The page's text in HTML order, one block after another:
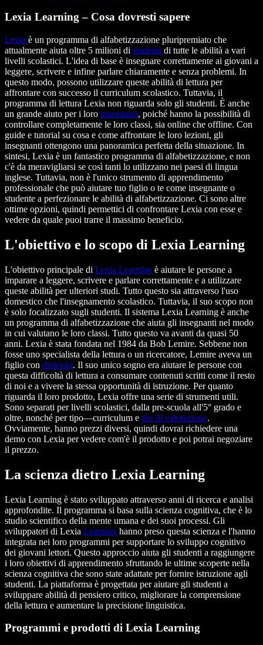
Lexia Learning – Cosa dovresti sapere
Lexia è un programma di alfabetizzazione pluripremiato che
attualmente aiuta oltre 5 milioni di studenti di tutte le abilità a vari
livelli scolastici. L'idea di base è insegnare correttamente ai giovani a
leggere, scrivere e infine parlare chiaramente e senza problemi. In
questo modo, possono utilizzare queste abilità di lettura per
affrontare con successo il curriculum scolastico. Tuttavia, il
programma di lettura Lexia non riguarda solo gli studenti. È anche
un grande aiuto per i loro insegnanti, poiché hanno la possibilità di
controllare completamente le loro classi, sia online che offline. Con
guide e tutorial su cosa e come affrontare le loro lezioni, gli
insegnanti ottengono una panoramica perfetta della situazione. In
sintesi, Lexia è un fantastico programma di alfabetizzazione, e non
c'è da meravigliarsi se così tanti lo utilizzano nei paesi di lingua
inglese. Tuttavia, non è l'unico strumento di apprendimento
professionale che può aiutare tuo figlio o te come insegnante o
studente a perfezionare le abilità di alfabetizzazione. Ci sono altre
ottime opzioni, quindi permettici di confrontare Lexia con esse e
vedere da quale puoi trarre il massimo beneficio.
L'obiettivo e lo scopo di Lexia Learning
L'obiettivo principale di Lexia Learning è aiutare le persone a
imparare a leggere, scrivere e parlare correttamente e a utilizzare
queste abilità per ulteriori studi. Tutto questo sia attraverso l'uso
domestico che l'insegnamento scolastico. Tuttavia, il suo scopo non
è solo focalizzato sugli studenti. Il sistema Lexia Learning è anche
un programma di alfabetizzazione che aiuta gli insegnanti nel modo
in cui valutano le loro classi. Tutto questo va avanti da quasi 50
anni. Lexia è stata fondata nel 1984 da Bob Lemire. Sebbene non
fosse uno specialista della lettura o un ricercatore, Lemire aveva un
figlio con dislessia. Il suo unico sogno era aiutare le persone con
questa difficoltà di lettura a consumare contenuti scritti come il resto
di noi e a vivere la stessa opportunità di istruzione. Per quanto
riguarda il loro prodotto, Lexia offre una serie di strumenti utili.
Sono separati per livelli scolastici, dalla pre-scuola all'5° grado e
oltre, nonché per tipo—curriculum e tipi di valutazione.
Ovviamente, hanno prezzi diversi, quindi dovrai richiedere una
demo con Lexia per vedere com'è il prodotto e poi potrai negoziare
il prezzo.
La scienza dietro Lexia Learning
Lexia Learning è stato sviluppato attraverso anni di ricerca e analisi
approfondite. Il programma si basa sulla scienza cognitiva, che è lo
studio scientifico della mente umana e dei suoi processi. Gli
sviluppatori di Lexia Learning hanno preso questa scienza e l'hanno
integrata nei loro programmi per supportare lo sviluppo cognitivo
dei giovani lettori. Questo approccio aiuta gli studenti a raggiungere
i loro obiettivi di apprendimento sfruttando le ultime scoperte nella
scienza cognitiva che sono state adattate per fornire istruzione agli
studenti. La piattaforma è progettata per aiutare gli studenti a
sviluppare abilità di pensiero critico, migliorare la comprensione
della lettura e aumentare la precisione linguistica.
Programmi e prodotti di Lexia Learning